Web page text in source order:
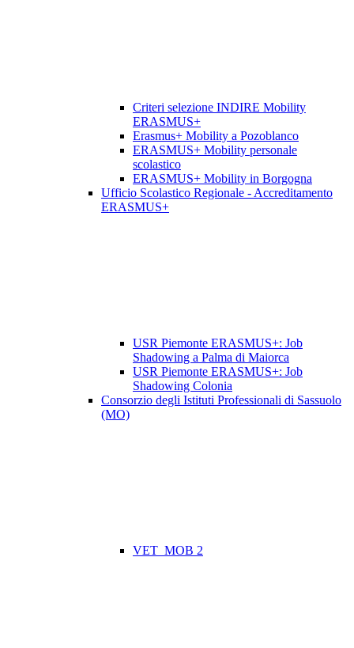
Criteri selezione INDIRE Mobility
ERASMUS+
Erasmus+ Mobility a Pozoblanco
ERASMUS+ Mobility personale
scolastico
ERASMUS+ Mobility in Borgogna
Ufficio Scolastico Regionale - Accreditamento
ERASMUS+
USR Piemonte ERASMUS+: Job
Shadowing a Palma di Maiorca
USR Piemonte ERASMUS+: Job
Shadowing Colonia
Consorzio degli Istituti Professionali di Sassuolo
(MO)
VET_MOB 2